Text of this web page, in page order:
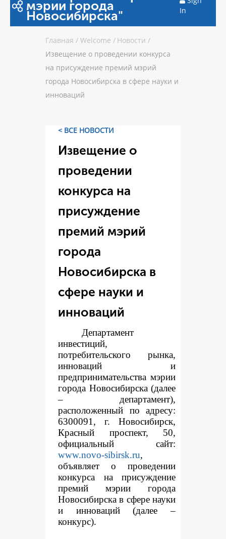
мэрии города
Новосибирска"
In
Главная / Welcome / Новости /
Извещение о проведении конкурса
на присуждение премий мэрий
города Новосибирска в сфере науки и
инноваций
< ВСЕ НОВОСТИ
Извещение о
проведении
конкурса на
присуждение
премий мэрий
города
Новосибирска в
сфере науки и
инноваций
Департамент
инвестиций,
потребительского рынка,
инноваций и
предпринимательства мэрии
города Новосибирска (далее
– департамент),
расположенный по адресу:
6300091, г. Новосибирск,
Красный проспект, 50,
официальный сайт:
www.novo-sibirsk.ru,
объявляет о проведении
конкурса на присуждение
премий мэрии города
Новосибирска в сфере науки
и инноваций (далее –
конкурс).